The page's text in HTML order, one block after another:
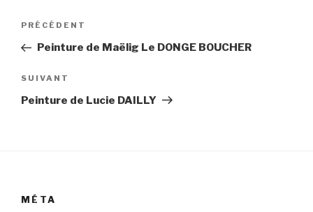
Navigation
l’article
Article
précédent
PRÉCÉDENT
Peinture de Maëlig Le DONGE BOUCHER
Article
suivant
SUIVANT
Peinture de Lucie DAILLY
MÉTA